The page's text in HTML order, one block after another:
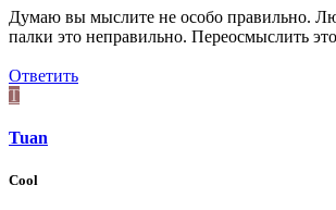
Думаю вы мыслите не особо правильно.
палки это неправильно. Переосмыслить
Ответить
T
Tuan
Cool